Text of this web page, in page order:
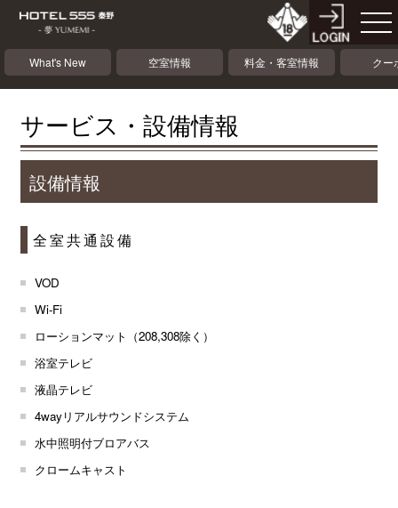
What's New 空室情報 料金・客室情報 クー
サービス・設備情報
設備情報
全室共通設備
VOD
Wi-Fi
ローションマット（208,308除く）
浴室テレビ
液晶テレビ
4wayリアルサウンドシステム
水中照明付ブロアバス
クロームキャスト